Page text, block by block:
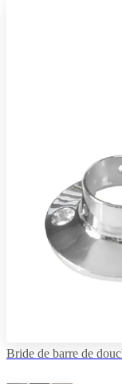
Bride de barre de